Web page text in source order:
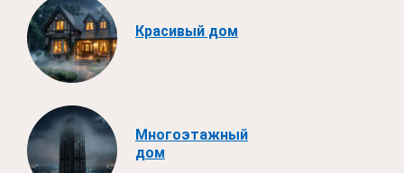
Красивый дом
Многоэтажный
дом